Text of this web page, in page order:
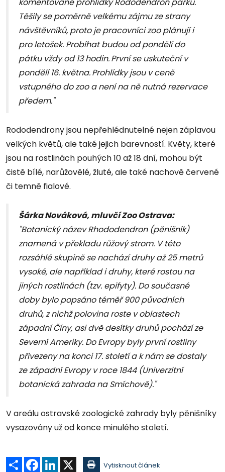
Těšily se poměrně velkému zájmu ze strany
návštěvníků, proto je pracovníci zoo plánují i
pro letošek. Probíhat budou od pondělí do
pátku vždy od 13 hodin.První se uskuteční v
pondělí 16. května.Prohlídky jsou v ceně
vstupného do zoo a není na ně nutná rezervace
předem."
Rododendrony jsou nepřehlédnutelné nejen záplavou
velkých květů, ale také jejich barevností. Květy, které
jsou na rostlinách pouhých 10 až 18 dní, mohou být
čistě bílé, narůžovělé, žluté, ale také nachově červené
či temně fialové.
Šárka Nováková, mluvčí Zoo Ostrava:
"Botanický názevRhododendron(pěnišník)
znamená v překladu růžový strom. V této
rozsáhlé skupině se nachází druhy až 25 metrů
vysoké, ale například i druhy, které rostou na
jiných rostlinách (tzv. epifyty). Do současné
doby bylo popsáno téměř 900 původních
druhů, z nichž polovina roste v oblastech
západní Číny, asi dvě desítky druhů pochází ze
Severní Ameriky. Do Evropy byly první rostliny
přivezeny na konci 17. století a k nám se dostaly
ze západní Evropy v roce 1844 (Univerzitní
botanická zahrada na Smíchově)."
V areálu ostravské zoologické zahrady byly pěnišníky
vysazovány už od konce minulého století.
Sdílet Facebook
LinkedIn Vytisknout článek